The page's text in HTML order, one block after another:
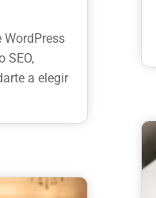
SEO,
a elegir